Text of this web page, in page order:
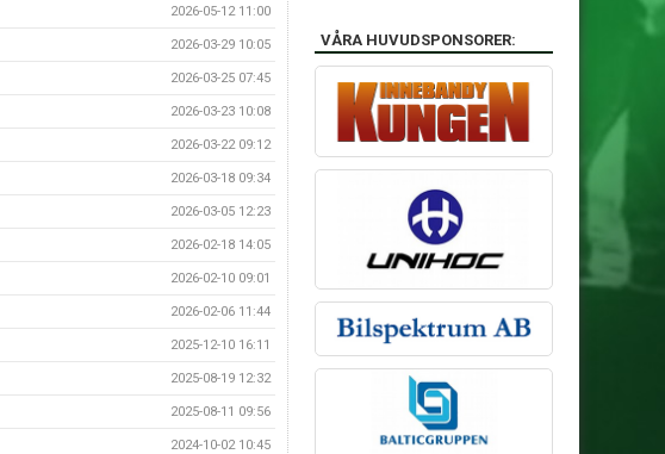
2026-05-12 11:00
2026-03-29 10:05
2026-03-25 07:45
2026-03-23 10:08
2026-03-22 09:12
2026-03-18 09:34
2026-03-05 12:23
2026-02-18 14:05
2026-02-10 09:01
2026-02-06 11:44
2025-12-10 16:11
2025-08-19 12:32
2025-08-11 09:56
2024-10-02 10:45
VÅRA HUVUDSPONSORER: